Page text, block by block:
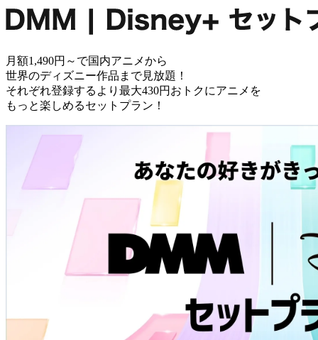
月額1,490円～で国内アニメから
世界のディズニー作品まで見放題！
それぞれ登録するより最大430円おトクにアニメを
もっと楽しめるセットプラン！